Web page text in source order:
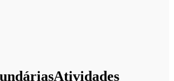
Atividades